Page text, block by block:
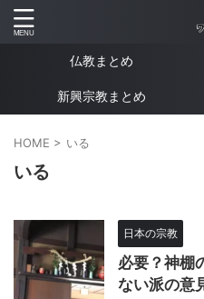
仏教まとめ
新興宗教まとめ
HOME > いる
いる
日本の宗教
必要？神棚
ない派の意